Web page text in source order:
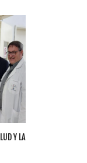
Y LA